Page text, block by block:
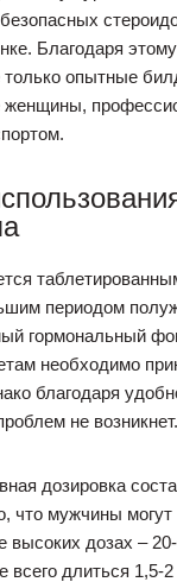
Благодаря этому
только опытные
женщины,
периодом
гормональный
необходимо
благодаря
не возникнет.
дозировка
что мужчины могут
высоких дозах –
всего длиться 1,5-